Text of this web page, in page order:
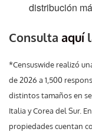
distribución
Consulta aquí
*Censuswide realizó
de 2026 a 1,500
distintos tamaños en
Italia y Corea del Sur.
propiedades cuentan